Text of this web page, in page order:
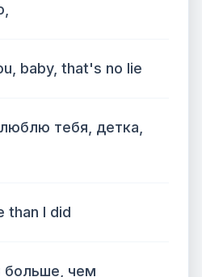
baby, that's no lie
тебя, детка,
than I did
чем